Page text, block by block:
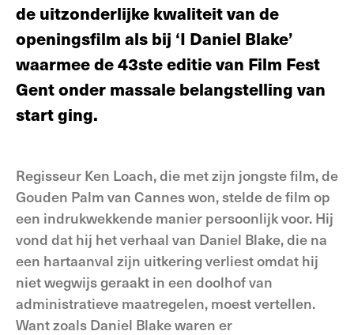
de uitzonderlijke kwaliteit van de
openingsfilm als bij ‘I Daniel Blake’
waarmee de 43ste editie van Film Fest
Gent onder massale belangstelling van
start ging.
Regisseur Ken Loach, die met zijn jongste film, de
Gouden Palm van Cannes won, stelde de film op
een indrukwekkende manier persoonlijk voor. Hij
vond dat hij het verhaal van Daniel Blake, die na
een hartaanval zijn uitkering verliest omdat hij
niet wegwijs geraakt in een doolhof van
administratieve maatregelen, moest vertellen.
Want zoals Daniel Blake waren er